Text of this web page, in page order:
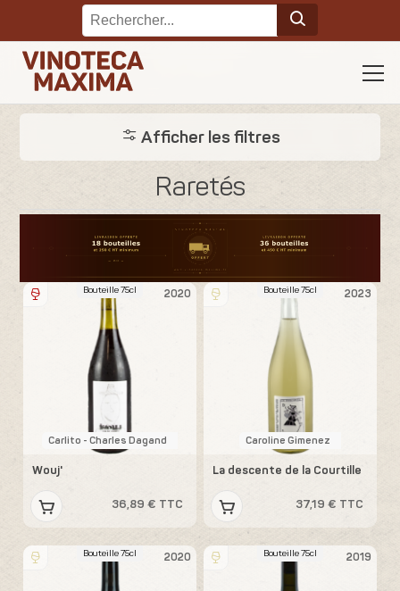
Afficher les filtres
Raretés
2020
Bouteille 75cl
Carlito - Charles Dagand
Wouj'
36,89 € TTC
2023
Bouteille 75cl
Caroline Gimenez
La descente de la Courtille
37,19 € TTC
2020
Bouteille 75cl 2019
Bouteille 75cl